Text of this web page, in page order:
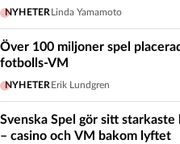
NYHETER Linda Yamamoto
Över 100 miljoner spel
fotbolls-VM
NYHETER Erik Lundgren
Svenska Spel gör sitt
– casino och VM bakom lyftet